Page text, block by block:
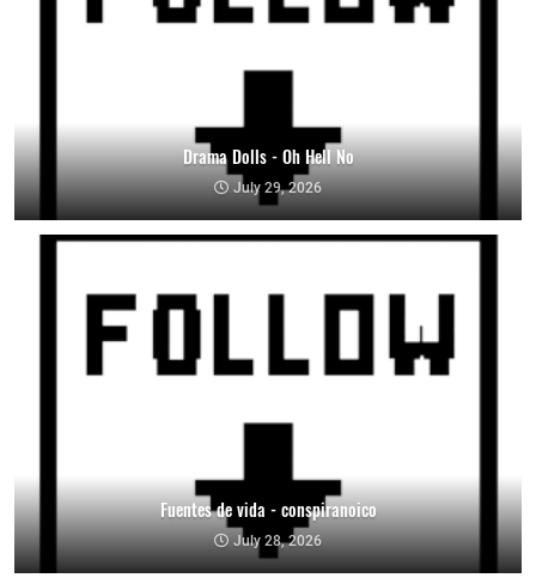
Drama Dolls - Oh Hell No
July 29, 2026
Fuentes de vida - conspiranoico
July 28, 2026